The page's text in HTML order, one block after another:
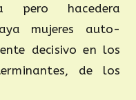
hacedera
mujeres auto-
decisivo en los
de los